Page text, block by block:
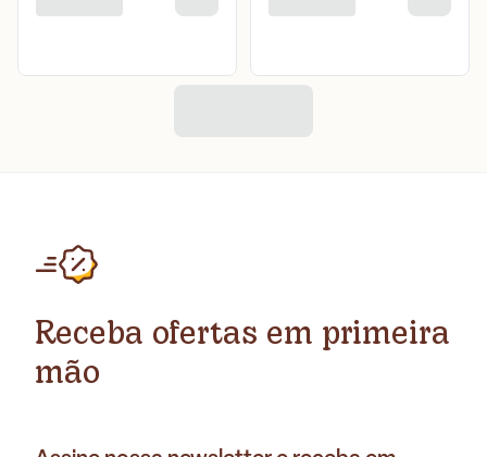
Receba ofertas em primeira
mão